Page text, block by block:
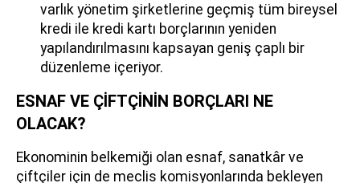
varlık yönetim şirketlerine geçmiş tüm bireysel
kredi ile kredi kartı borçlarının yeniden
yapılandırılmasını kapsayan geniş çaplı bir
düzenleme içeriyor.
ESNAF VE ÇİFTÇİNİN BORÇLARI NE
OLACAK?
Ekonominin belkemiği olan esnaf, sanatkâr ve
çiftçiler için de meclis komisyonlarında bekleyen